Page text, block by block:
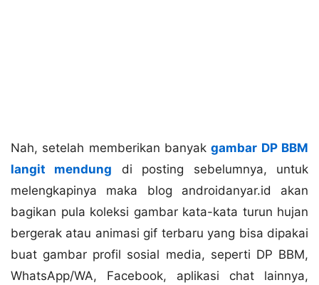
Nah, setelah memberikan banyakgambar DP BBM
langit mendung di posting sebelumnya, untuk
melengkapinya maka blog androidanyar.id akan
bagikan pula koleksi gambar kata-kata turun hujan
bergerak atau animasi gif terbaru yang bisa dipakai
buat gambar profil sosial media, seperti DP BBM,
WhatsApp/WA, Facebook, aplikasi chat lainnya,